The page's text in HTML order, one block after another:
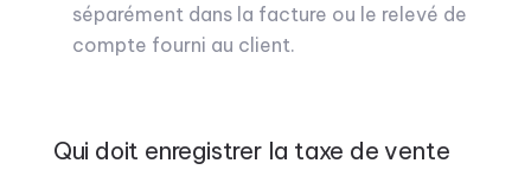
séparément dans la facture ou le relevé de
compte fourni au client.
Qui doit enregistrer la taxe de vente